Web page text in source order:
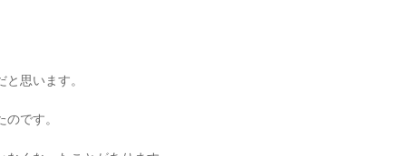
思います。
です。